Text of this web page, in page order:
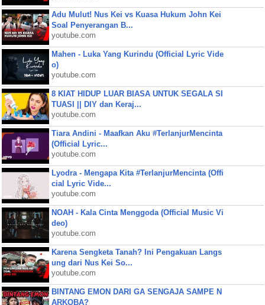
Adu Mulut! Nus Kei vs Kuasa Hukum John Kei
Soal Penyerangan B...
youtube.com
Mahen - Luka Yang Kurindu (Official Lyric Vide
o)
youtube.com
8 KIAT HIDUP LUAR BIASA UNTUK SEGALA SI
TUASI || DIY dan Keraj...
youtube.com
Tiara Andini - Maafkan Aku #TerlanjurMencinta
(Official Lyric...
youtube.com
Lyodra - Mengapa Kita #TerlanjurMencinta (Offi
cial Lyric Vide...
youtube.com
NOAH - Kala Cinta Menggoda (Official Music Vi
deo)
youtube.com
Karena Sengketa Tanah? Ini Pengakuan Langs
ung dari Nus Kei So...
youtube.com
BINTANG EMON DARI GA SENGAJA SAMPE N
ARKOBA?